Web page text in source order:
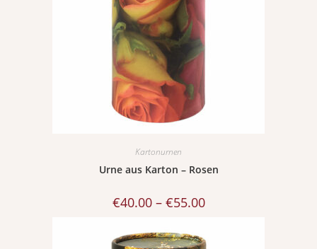
Kartonurnen
Urne aus Karton – Rosen
€40.00 – €55.00